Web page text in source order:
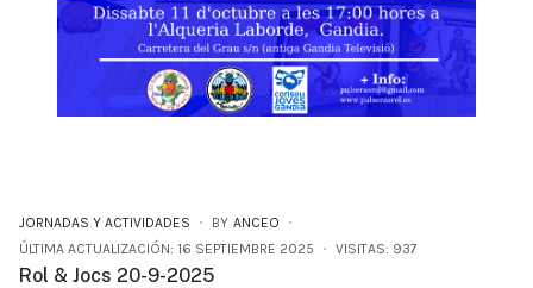
JORNADAS Y ACTIVIDADES BY ANCEO
ÚLTIMA ACTUALIZACIÓN: 16 SEPTIEMBRE 2025
VISITAS: 937
Rol & Jocs 20-9-2025